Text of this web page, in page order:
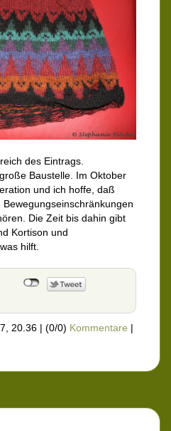
des Eintrags.
Baustelle. Im Oktober
und ich hoffe, daß
Die Zeit bis dahin gibt
Kortison und
hilft.
20.36 | (0/0) Kommentare |